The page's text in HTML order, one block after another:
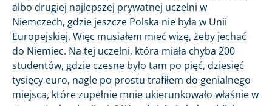
albo drugiej najlepszej prywatnej uczelni w
Niemczech, gdzie jeszcze Polska nie była w Unii
Europejskiej. Więc musiałem mieć wizę, żeby jechać
do Niemiec. Na tej uczelni, która miała chyba 200
studentów, gdzie czesne było tam po pięć, dziesięć
tysięcy euro, nagle po prostu trafiłem do genialnego
miejsca, które zupełnie mnie ukierunkowało właśnie w